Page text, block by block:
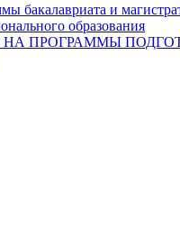
бакалавриата и
образования
ПРОГРАММЫ